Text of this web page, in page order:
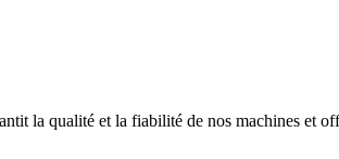
la qualité et la fiabilité de nos machines et